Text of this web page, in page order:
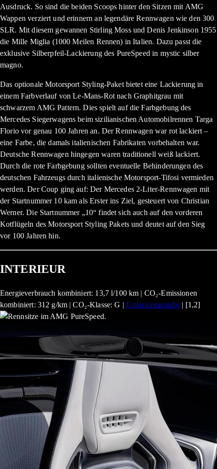
Ausdruck. So sind die beiden Scoops hinter den Sitzen mit AMG
Wappen verziert und erinnern an legendäre Rennwagen wie den 300
SLR. Mit diesem gewannen Stirling Moss und Denis Jenkinson 1955
die Mille Miglia (1000 Meilen Rennen) in Italien. Dazu passt die
exklusive Silberpfeil-Lackierung des PureSpeed in mystic silber
magno.
Das optionale Motorsport Styling-Paket bietet eine Lackierung in
einem Farbverlauf von Le-Mans-Rot nach Graphitgrau mit
schwarzem AMG Pattern. Dies spielt auf die Farbgebung des
Mercedes Siegerwagens beim sizilianischen Automobilrennen Targa
Florio vor genau 100 Jahren an. Der Rennwagen war rot lackiert –
eine Farbe, die damals italienischen Fabrikaten vorbehalten war.
Deutsche Rennwagen hingegen waren traditionell weiß lackiert.
Durch die rote Farbgebung sollten eventuelle Behinderungen des
deutschen Fahrzeugs durch italienische Motorsport-Tifosi vermieden
werden. Der Coup ging auf: Der Mercedes 2-Liter-Rennwagen mit
der Startnummer 10 kam als Erster ins Ziel, gesteuert von Christian
Werner. Die Startnummer „10“ findet sich auch auf den vorderen
Kotflügeln des Motorsport Styling Pakets und deutet auf den Sieg
vor 100 Jahren hin.
INTERIEUR
Energieverbrauch kombiniert: 13,7 l/100 km | CO₂-Emissionen
kombiniert: 312 g/km | CO₂-Klasse: G | Emissionsangabe | [1,2]